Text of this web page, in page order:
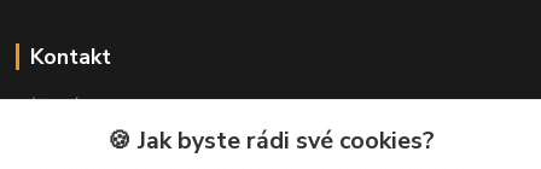
Kontakt
🍪 Jak byste rádi své cookies?